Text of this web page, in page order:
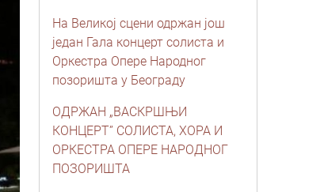
На Великој сцени одржан још
један Гала концерт солиста и
Оркестра Опере Народног
позоришта у Београду
ОДРЖАН „ВАСКРШЊИ
КОНЦЕРТ” СОЛИСТА, ХОРА И
ОРКЕСТРА ОПЕРЕ НАРОДНОГ
ПОЗОРИШТА